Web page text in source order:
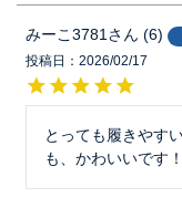
みーこ3781 6
投稿日
2026/02/17
とっても履きやす
も、かわいいです！